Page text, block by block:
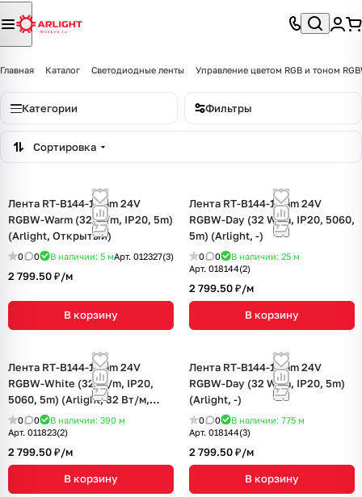
Главная Каталог Светодиодные ленты Управление цветом RGB и тоном
Категории Фильтры
Сортировка
Лента RT-B144-19mm 24V
RGBW-Warm (32 W/m, IP20, 5m)
(Arlight, Открытый)
0 0 В наличии: 5 мАрт. 012327(3)
2 799.50 ₽/м
В корзину
Лента RT-B144-19mm 24V
RGBW-Day (32 W/m, IP20, 5060,
5m) (Arlight, -)
0 0 В наличии: 25 м
Арт. 018144(2)
2 799.50 ₽/м
В корзину
Лента RT-B144-19mm 24V
RGBW-White (32 W/m, IP20,
5060, 5m) (Arlight, 32 Вт/м,
IP20)
0 0 В наличии: 390 м
Арт. 011823(2)
2 799.50 ₽/м
В корзину
Лента RT-B144-19mm 24V
RGBW-Day (32 W/m, IP20, 5m)
(Arlight, -)
0 0 В наличии: 775 м
Арт. 018144(3)
2 799.50 ₽/м
В корзину